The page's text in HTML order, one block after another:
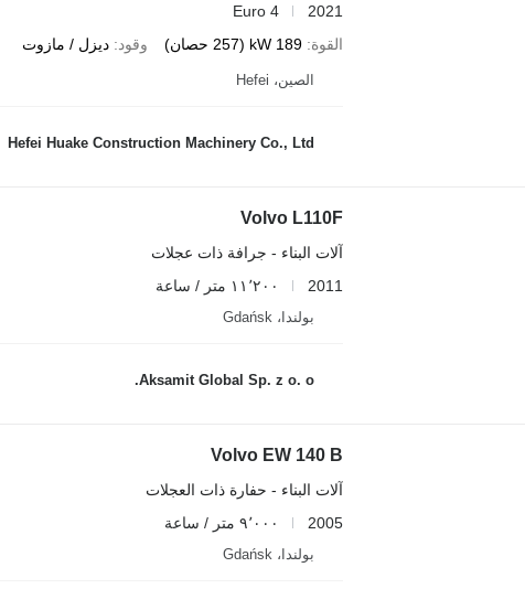
2021
Euro 4
القوة 189 kW (257 حصان) وقود ديزل / مازوت
الصين، Hefei
Hefei Huake Construction Machinery Co., Ltd
Volvo L110F
آلات البناء - جرافة ذات عجلات
2011
١١٬٢٠٠ متر / ساعة
بولندا، Gdańsk
Aksamit Global Sp. z o. o.
Volvo EW 140 B
آلات البناء - حفارة ذات العجلات
2005
٩٬٠٠٠ متر / ساعة
بولندا، Gdańsk